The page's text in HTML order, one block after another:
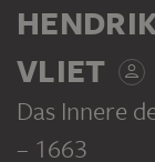
VLIET
Das Innere
– 1663